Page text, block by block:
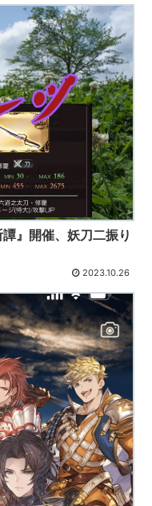
』開催、妖刀二振り
2023.10.26